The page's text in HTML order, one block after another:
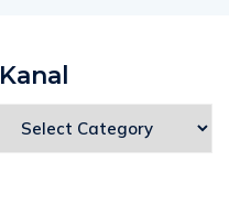
Kanal